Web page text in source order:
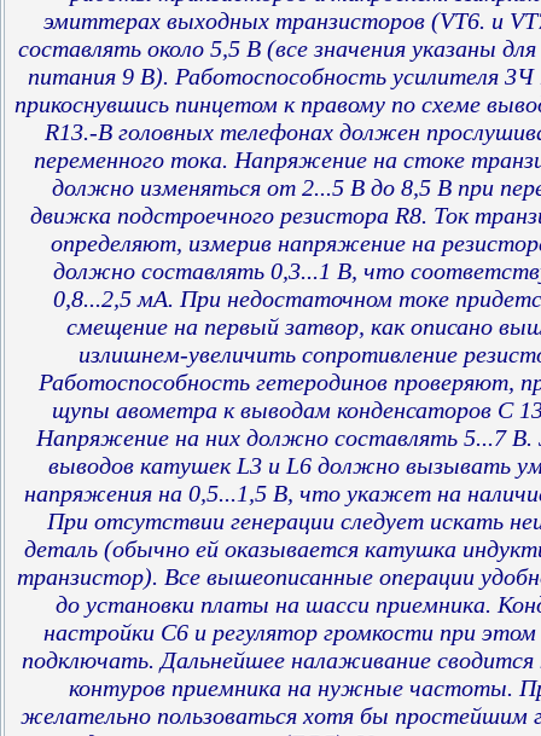
эмиттерах выходных транзисторов (VT6. и
составлять около 5,5 В (все значения указаны
питания 9 В). Работоспособность усилителя
прикоснувшись пинцетом к правому по схеме
R13.-B головных телефонах должен
переменного тока. Напряжение на стоке
должно изменяться от 2...5 В до 8,5 В при
движка подстроечного резистора R8. Ток
определяют, измерив напряжение на
должно составлять 0,3...1 В, что
0,8...2,5 мА. При недостаточном токе
смещение на первый затвор, как описано
излишнем-увеличить сопротивление
Работоспособность гетеродинов проверяют,
щупы авометра к выводам конденсаторов С
Напряжение на них должно составлять 5...7 В.
выводов катушек L3 и L6 должно вызывать
напряжения на 0,5...1,5 В, что укажет на
При отсутствии генерации следует искать
деталь (обычно ей оказывается катушка
транзистор). Все вышеописанные операции
до установки платы на шасси приемника.
настройки С6 и регулятор громкости при
подключать. Дальнейшее налаживание сводится
контуров приемника на нужные частоты.
желательно пользоваться хотя бы простейшим